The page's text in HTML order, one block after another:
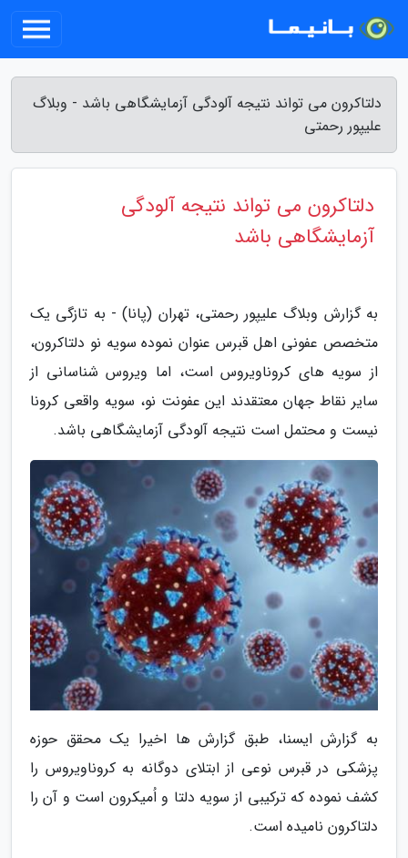
دلتاکرون می تواند نتیجه آلودگی آزمایشگاهی باشد - وبلاگ
علیپور رحمتی
دلتاکرون می تواند نتیجه آلودگی
آزمایشگاهی باشد
به گزارش وبلاگ علیپور رحمتی، تهران (پانا) - به تازگی یک
متخصص عفونی اهل قبرس عنوان نموده سویه نو دلتاکرون،
از سویه های کروناویروس است، اما ویروس شناسانی از
سایر نقاط جهان معتقدند این عفونت نو، سویه واقعی کرونا
نیست و محتمل است نتیجه آلودگی آزمایشگاهی باشد.
به گزارش ایسنا، طبق گزارش ها اخیرا یک محقق حوزه
پزشکی در قبرس نوعی از ابتلای دوگانه به کروناویروس را
کشف نموده که ترکیبی از سویه دلتا و اُمیکرون است و آن را
دلتاکرون نامیده است.